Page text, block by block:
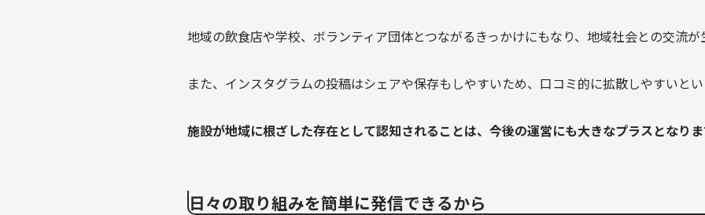
地域の飲食店や学校、ボランティア団体とつながるきっかけにもなり、地域社会との交流
また、インスタグラムの投稿はシェアや保存もしやすいため、口コミ的に拡散しやすいと
施設が地域に根ざした存在として認知されることは、今後の運営にも大きなプラスとなり
日々の取り組みを簡単に発信できるから